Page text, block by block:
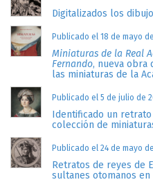
Digitalizados los
Publicado el 18 de mayo
Miniaturas de la Real
Fernando, nueva obra
las miniaturas de la
Publicado el 5 de julio de
Identificado un
colección de
Publicado el 24 de mayo
Retratos de reyes de
sultanes otomanos